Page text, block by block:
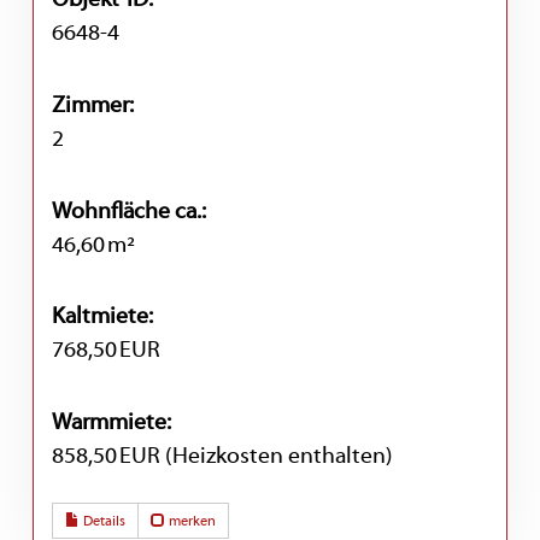
6648-4
Zimmer:
2
Wohnfläche ca.:
46,60 m²
Kaltmiete:
768,50 EUR
Warmmiete:
858,50 EUR (Heizkosten enthalten)
Details merken